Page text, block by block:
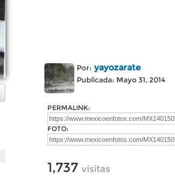
Por: yayozarate
Publicada: Mayo 31, 2014
PERMALINK:
FOTO:
1,737 visitas